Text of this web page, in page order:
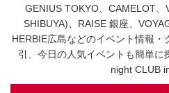
GENIUS TOKYO、CAMELOT
SHIBUYA)、RAISE 銀座、
HERBIE広島などのイベント情報・
引、今日の人気イベントも簡単
night CLUB